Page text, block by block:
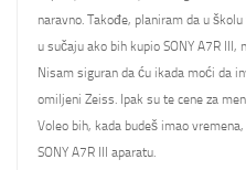
naravno. Takođe, planiram da u
u sučaju ako bih kupio SONY A7R
Nisam siguran da ću ikada moći da
omiljeni Zeiss. Ipak su te cene za
Voleo bih, kada budeš imao
SONY A7R III aparatu.